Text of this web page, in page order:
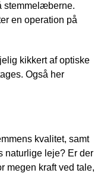
stemmelæberne.
en operation på
kikkert af optiske
Også her
kvalitet, samt
naturlige leje? Er der
megen kraft ved tale,